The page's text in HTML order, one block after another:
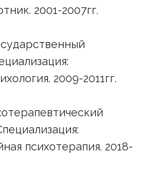
2001-2007гг.
2009-2011гг.
психотерапия. 2018-